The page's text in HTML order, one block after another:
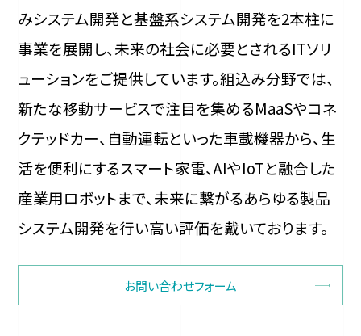
みシステム開発と基盤系システム開発を2本柱に
事業を展開し、未来の社会に必要とされるITソリ
ューションをご提供しています。組込み分野では、
新たな移動サービスで注目を集めるMaaSやコネ
クテッドカー、自動運転といった車載機器から、生
活を便利にするスマート家電、AIやIoTと融合した
産業用ロボットまで、未来に繋がるあらゆる製品
システム開発を行い高い評価を戴いております。
お問い合わせフォーム